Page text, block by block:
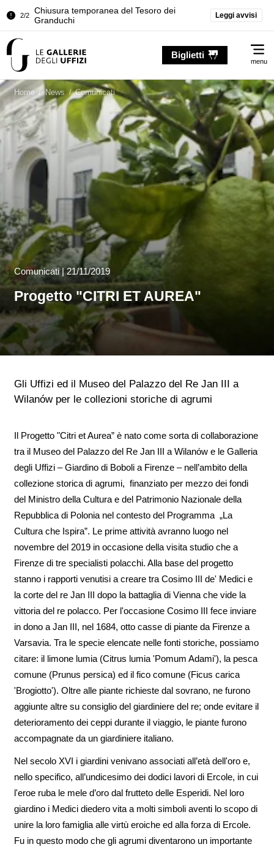
2/2
Chiusura temporanea del Tesoro dei
Granduchi
Sala dell'Iliade
Granduchi
Leggi avvisi
Biglietti
menu
Home / News / Comunicati
Comunicati|21/11/2019
Progetto "CITRI ET AUREA"
Gli Uffizi ed il Museo del Palazzo del Re Jan III a
Wilanów per le collezioni storiche di agrumi
Il Progetto "Citri et Aurea” è nato come sorta di collaborazione
tra il Museo del Palazzo del Re Jan III a Wilanów e le Galleria
degli Uffizi – Giardino di Boboli a Firenze – nell’ambito della
collezione storica di agrumi, finanziato per mezzo dei fondi
del Ministro della Cultura e del Patrimonio Nazionale della
Repubblica di Polonia nel contesto del Programma „La
Cultura che Ispira”. Le prime attività avranno luogo nel
novembre del 2019 in occasione della visita studio che a
Firenze di tre specialisti polacchi. Alla base del progetto
stanno i rapporti venutisi a creare tra Cosimo III de' Medici e
la corte del re Jan III dopo la battaglia di Vienna che vide la
vittoria del re polacco. Per l'occasione Cosimo III fece inviare
in dono a Jan III, nel 1684, otto casse di piante da Firenze a
Varsavia. Tra le specie elencate nelle fonti storiche, possiamo
citare: il limone lumia (Citrus lumia 'Pomum Adami'), la pesca
comune (Prunus persica) ed il fico comune (Ficus carica
'Brogiotto'). Oltre alle piante richieste dal sovrano, ne furono
aggiunte altre su consiglio del giardiniere del re; onde evitare il
deterioramento dei ceppi durante il viaggio, le piante furono
accompagnate da un giardiniere italiano.
Nel secolo XVI i giardini venivano associati all’età dell'oro e,
nello specifico, all’undicesimo dei dodici lavori di Ercole, in cui
l'eroe ruba le mele d’oro dal frutteto delle Esperidi. Nel loro
giardino i Medici diedero vita a molti simboli aventi lo scopo di
unire la loro famiglia alle virtù eroiche ed alla forza di Ercole.
Fu in questo modo che gli agrumi diventarono un importante